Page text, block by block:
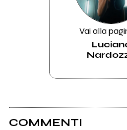
Vai alla
COMMENTI